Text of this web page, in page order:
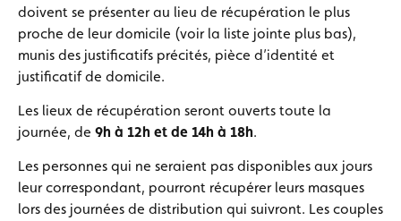
doivent se présenter au lieu de récupération le plus
proche de leur domicile (voir la liste jointe plus bas),
munis des justificatifs précités, pièce d’identité et
justificatif de domicile.
Les lieux de récupération seront ouverts toute la
journée, de 9h à 12h et de 14h à 18h.
Les personnes qui ne seraient pas disponibles aux jours
leur correspondant, pourront récupérer leurs masques
lors des journées de distribution qui suivront. Les couples